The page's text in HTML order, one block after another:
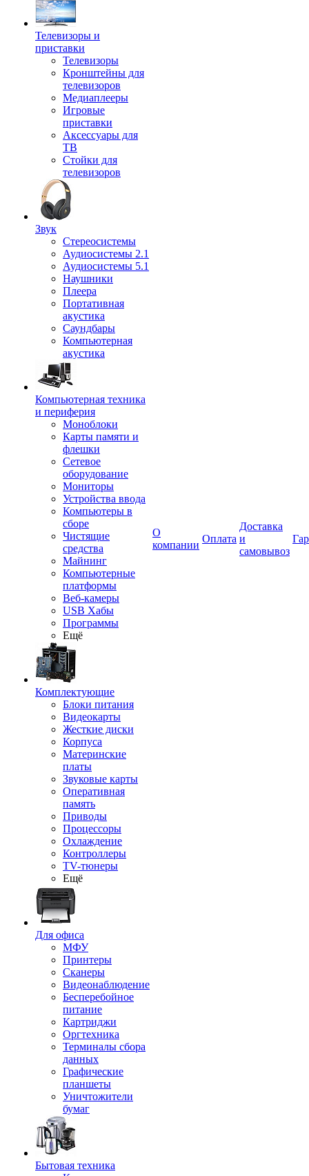
Телевизоры и
приставки
Телевизоры
Кронштейны для
телевизоров
Медиаплееры
Игровые
приставки
Аксессуары для
ТВ
Стойки для
телевизоров
Звук
Стереосистемы
Аудиосистемы 2.1
Аудиосистемы 5.1
Наушники
Плеера
Портативная
акустика
Саундбары
Компьютерная
акустика
Компьютерная техника
и периферия
Моноблоки
Карты памяти и
флешки
Сетевое
оборудование
Мониторы
Устройства ввода
Компьютеры в
сборе
Чистящие
средства
Майнинг
Компьютерные
платформы
Веб-камеры
USB Хабы
Программы
Ещё
Комплектующие
Блоки питания
Видеокарты
Жесткие диски
Корпуса
Материнские
платы
Звуковые карты
Оперативная
память
Приводы
Процессоры
Охлаждение
Контроллеры
TV-тюнеры
Ещё
Для офиса
МФУ
Принтеры
Сканеры
Видеонаблюдение
Бесперебойное
питание
Картриджи
Оргтехника
Терминалы сбора
данных
Графические
планшеты
Уничтожители
бумаг
Бытовая техника
О
компании
Оплата
Доставка
и
самовывоз